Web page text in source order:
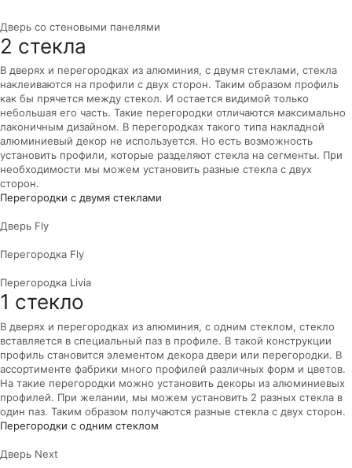
Дверь со стеновыми панелями
2 стекла
В дверях и перегородках из алюминия, с двумя стеклами, стекла
наклеиваются на профили с двух сторон. Таким образом профиль
как бы прячется между стекол. И остается видимой только
небольшая его часть. Такие перегородки отличаются максимально
лаконичным дизайном. В перегородках такого типа накладной
алюминиевый декор не используется. Но есть возможность
установить профили, которые разделяют стекла на сегменты. При
необходимости мы можем установить разные стекла с двух
сторон.
Перегородки с двумя стеклами
Дверь Fly
Перегородка Fly
Перегородка Livia
1 стекло
В дверях и перегородках из алюминия, с одним стеклом, стекло
вставляется в специальный паз в профиле. В такой конструкции
профиль становится элементом декора двери или перегородки. В
ассортименте фабрики много профилей различных форм и цветов.
На такие перегородки можно установить декоры из алюминиевых
профилей. При желании, мы можем установить 2 разных стекла в
один паз. Таким образом получаются разные стекла с двух сторон.
Перегородки с одним стеклом
Дверь Next